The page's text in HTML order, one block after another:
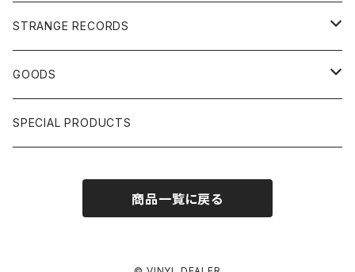
GIRLS
HIPHOP CLASSIC GALLERY
日本語ラップ CLASSIC GALLERY
US/UK/OTHERS
JAPANESE
STRANGE RECORDS
DRUM DRUM DRUM/KARAOKE
パチソン/AUDIO CHECK/LIBRARY
GOODS
BOOK
SPECIAL PRODUCTS
商品一覧に戻る